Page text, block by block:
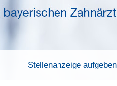
Stellenanzeige aufgeben